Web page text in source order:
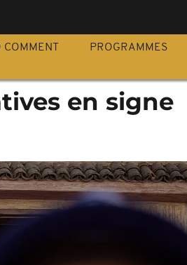
COMMENT PROGRAMMES
en signe